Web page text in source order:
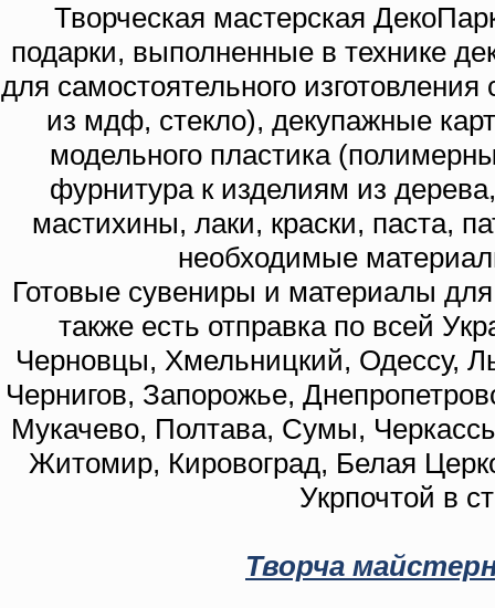
Творческая мастерская
подарки, выполненные в технике
для самостоятельного
из мдф, стекло), декупажные
модельного пластика
фурнитура к изделиям из
мастихины, лаки, краски, паста,
необходимые
Готовые сувениры и материалы
также есть отправка по всей
Черновцы, Хмельницкий, Одессу,
Чернигов, Запорожье,
Мукачево, Полтава, Сумы,
Житомир, Кировоград, Белая
Укрпочтой в
Творча